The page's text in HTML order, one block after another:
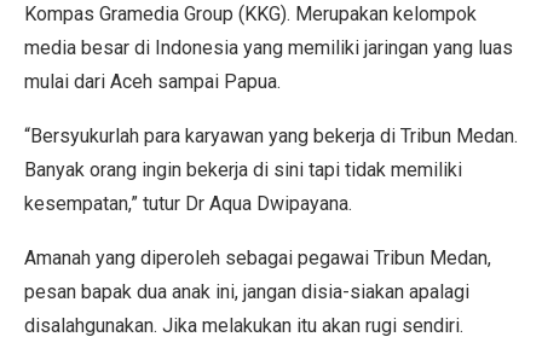
Kompas Gramedia Group (KKG). Merupakan kelompok
media besar di Indonesia yang memiliki jaringan yang luas
mulai dari Aceh sampai Papua.
“Bersyukurlah para karyawan yang bekerja di Tribun Medan.
Banyak orang ingin bekerja di sini tapi tidak memiliki
kesempatan,” tutur Dr Aqua Dwipayana.
Amanah yang diperoleh sebagai pegawai Tribun Medan,
pesan bapak dua anak ini, jangan disia-siakan apalagi
disalahgunakan. Jika melakukan itu akan rugi sendiri.